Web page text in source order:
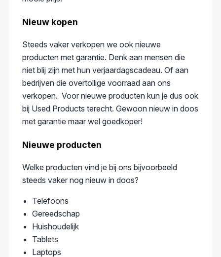
Nieuw kopen
Steeds vaker verkopen we ook nieuwe
producten met garantie. Denk aan mensen die
niet blij zijn met hun verjaardagscadeau. Of aan
bedrijven die overtollige voorraad aan ons
verkopen. Voor nieuwe producten kun je dus ook
bij Used Products terecht. Gewoon nieuw in doos
met garantie maar wel goedkoper!
Nieuwe producten
Welke producten vind je bij ons bijvoorbeeld
steeds vaker nog nieuw in doos?
Telefoons
Gereedschap
Huishoudelijk
Tablets
Laptops